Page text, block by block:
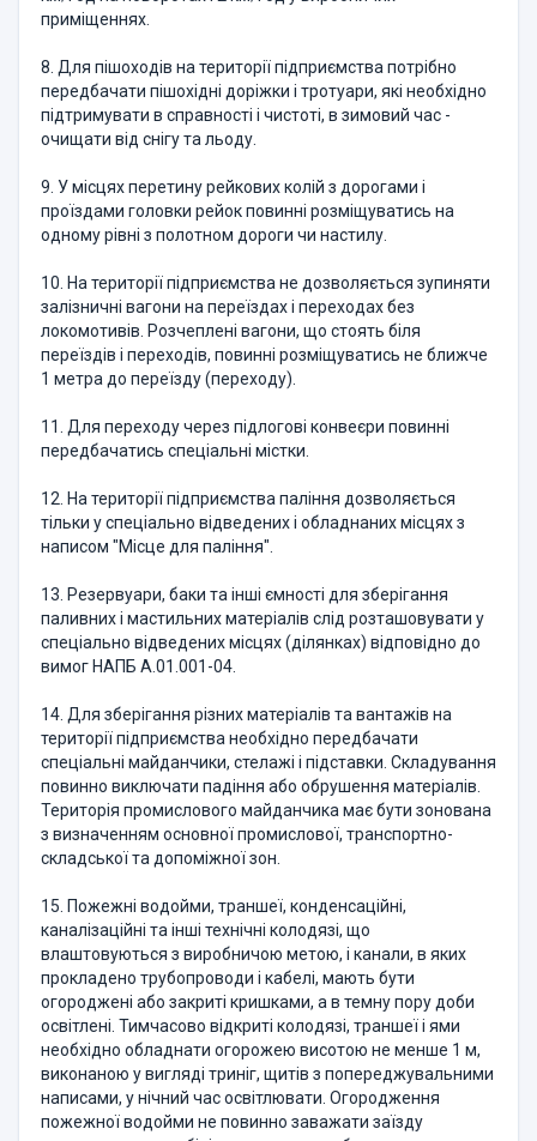
приміщеннях.
8. Для пішоходів на території підприємства потрібно
передбачати пішохідні доріжки і тротуари, які необхідно
підтримувати в справності і чистоті, в зимовий час -
очищати від снігу та льоду.
9. У місцях перетину рейкових колій з дорогами і
проїздами головки рейок повинні розміщуватись на
одному рівні з полотном дороги чи настилу.
10. На території підприємства не дозволяється зупиняти
залізничні вагони на переїздах і переходах без
локомотивів. Розчеплені вагони, що стоять біля
переїздів і переходів, повинні розміщуватись не ближче
1 метра до переїзду (переходу).
11. Для переходу через підлогові конвеєри повинні
передбачатись спеціальні містки.
12. На території підприємства паління дозволяється
тільки у спеціально відведених і обладнаних місцях з
написом "Місце для паління".
13. Резервуари, баки та інші ємності для зберігання
паливних і мастильних матеріалів слід розташовувати у
спеціально відведених місцях (ділянках) відповідно до
вимог НАПБ А.01.001-04.
14. Для зберігання різних матеріалів та вантажів на
території підприємства необхідно передбачати
спеціальні майданчики, стелажі і підставки. Складування
повинно виключати падіння або обрушення матеріалів.
Територія промислового майданчика має бути зонована
з визначенням основної промислової, транспортно-
складської та допоміжної зон.
15. Пожежні водойми, траншеї, конденсаційні,
каналізаційні та інші технічні колодязі, що
влаштовуються з виробничою метою, і канали, в яких
прокладено трубопроводи і кабелі, мають бути
огороджені або закриті кришками, а в темну пору доби
освітлені. Тимчасово відкриті колодязі, траншеї і ями
необхідно обладнати огорожею висотою не менше 1 м,
виконаною у вигляді триніг, щитів з попереджувальними
написами, у нічний час освітлювати. Огородження
пожежної водойми не повинно заважати заїзду